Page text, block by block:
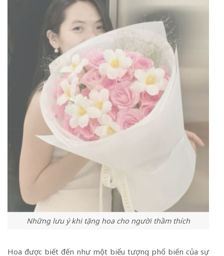
Những lưu ý khi tặng hoa cho người thầm thích
Hoa được biết đến như một biểu tượng phổ biến của sự